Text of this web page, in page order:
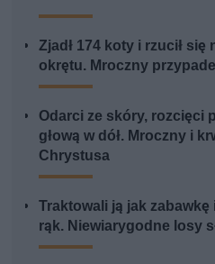
Zjadł 174 koty i rzucił się
okrętu. Mroczny
Odarci ze skóry, rozcięci
głową w dół. Mroczny i
Chrystusa
Traktowali ją jak
rąk. Niewiarygodne losy